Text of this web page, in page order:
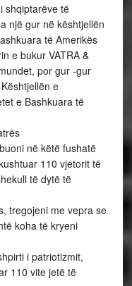
shqiptarëve të
një gur në kështjellën
të Amerikës
e bukur VATRA &
por gur -gur
e
e Bashkuara të
në këtë fushatë
110 vjetorit të
të dytë të
tregojeni me vepra se
koha të kryeni
i patriotizmit,
110 vite jetë të